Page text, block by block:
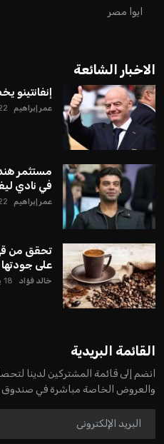
ايوا مصر
الاخبار الشائعة
إنفانتينو
عمر إبراهيم 22 يوليو
مستثمر
في نادي
عمر إبراهيم 22 يوليو
على
خالد فؤاد 18 يوليو 2026
القائمة البريدية
انضم إلى قائمة المشتركين لدينا
والعروض الخاصة مباشرة في صندوق